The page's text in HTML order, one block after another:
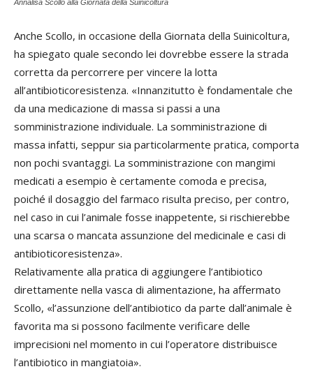
Annalisa Scollo alla Giornata della Suinicoltura
Anche Scollo, in occasione della Giornata della Suinicoltura,
ha spiegato quale secondo lei dovrebbe essere la strada
corretta da percorrere per vincere la lotta
all’antibioticoresistenza. «Innanzitutto è fondamentale che
da una medicazione di massa si passi a una
somministrazione individuale. La somministrazione di
massa infatti, seppur sia particolarmente pratica, comporta
non pochi svantaggi. La somministrazione con mangimi
medicati a esempio è certamente comoda e precisa,
poiché il dosaggio del farmaco risulta preciso, per contro,
nel caso in cui l’animale fosse inappetente, si rischierebbe
una scarsa o mancata assunzione del medicinale e casi di
antibioticoresistenza».
Relativamente alla pratica di aggiungere l’antibiotico
direttamente nella vasca di alimentazione, ha affermato
Scollo, «l’assunzione dell’antibiotico da parte dall’animale è
favorita ma si possono facilmente verificare delle
imprecisioni nel momento in cui l’operatore distribuisce
l’antibiotico in mangiatoia».